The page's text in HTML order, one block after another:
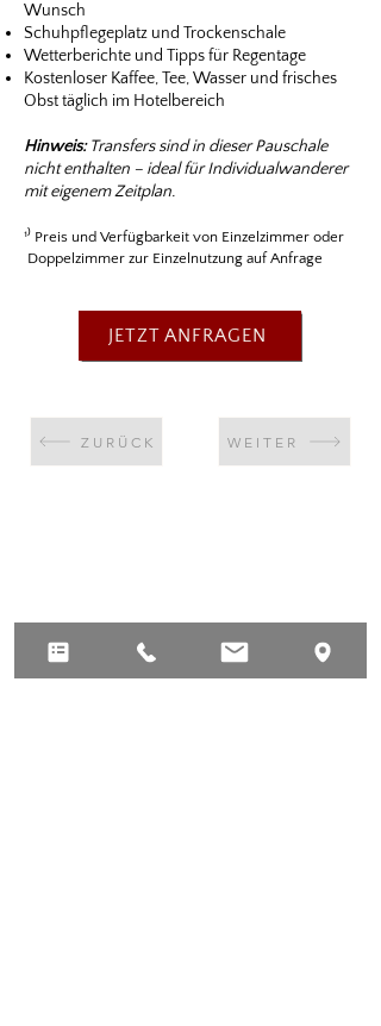
Wunsch
Schuhpflegeplatz und Trockenschale
Wetterberichte und Tipps für Regentage
Kostenloser Kaffee, Tee, Wasser und frisches
Obst täglich im Hotelbereich
Hinweis:Transfers sind in dieser Pauschale
nicht enthalten – ideal für Individualwanderer
mit eigenem Zeitplan.
¹⁾ Preis und Verfügbarkeit von Einzelzimmer oder
Doppelzimmer zur Einzelnutzung auf Anfrage
JETZT ANFRAGEN
ZURÜCK WEITER